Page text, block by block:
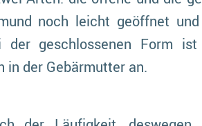
noch leicht geöffnet
geschlossenen Form
in der Gebärmutter an.